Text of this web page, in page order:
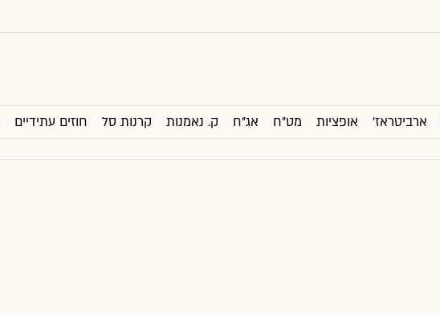
ארביטראז' אופציות מט"ח אג"ח ק. נאמנות קרנות סל חוזים עתידיים